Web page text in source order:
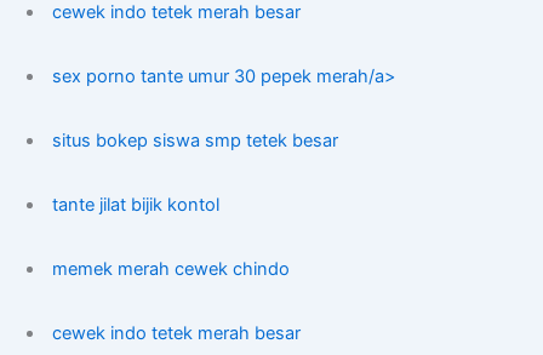
cewek indo tetek merah besar
sex porno tante umur 30 pepek merah/a>
situs bokep siswa smp tetek besar
tante jilat bijik kontol
memek merah cewek chindo
cewek indo tetek merah besar